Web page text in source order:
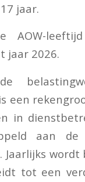
jaar.
AOW-
jaar 2026.
een
in
aan
tot een